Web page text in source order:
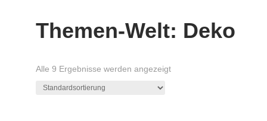
Themen-Welt: Deko
Alle 9 Ergebnisse werden angezeigt